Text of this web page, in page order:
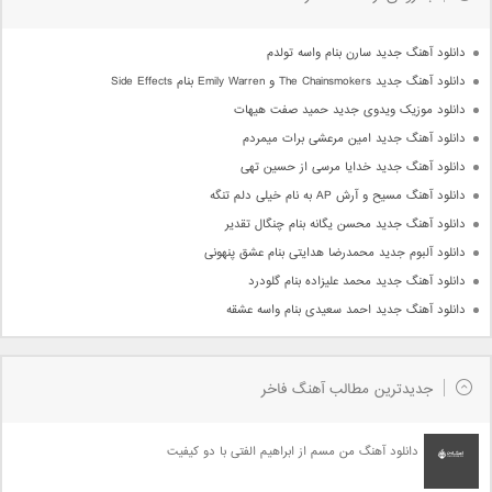
دانلود آهنگ جدید سارن بنام واسه تولدم
دانلود آهنگ جدید The Chainsmokers و Emily Warren بنام Side Effects
دانلود موزیک ویدوی جدید حمید صفت هیهات
دانلود آهنگ جدید امین مرعشی برات میمردم
دانلود آهنگ جدید خدایا مرسی از حسین تهی
دانلود آهنگ مسیح و آرش AP به نام خیلی دلم تنگه
دانلود آهنگ جدید محسن یگانه بنام چنگال تقدیر
دانلود آلبوم جدید محمدرضا هدایتی بنام عشق پنهونی
دانلود آهنگ جدید محمد علیزاده بنام گلودرد
دانلود آهنگ جدید احمد سعیدی بنام واسه عشقه
جدیدترین مطالب آهنگ فاخر
دانلود آهنگ من مسم از ابراهیم الفتی با دو کیفیت